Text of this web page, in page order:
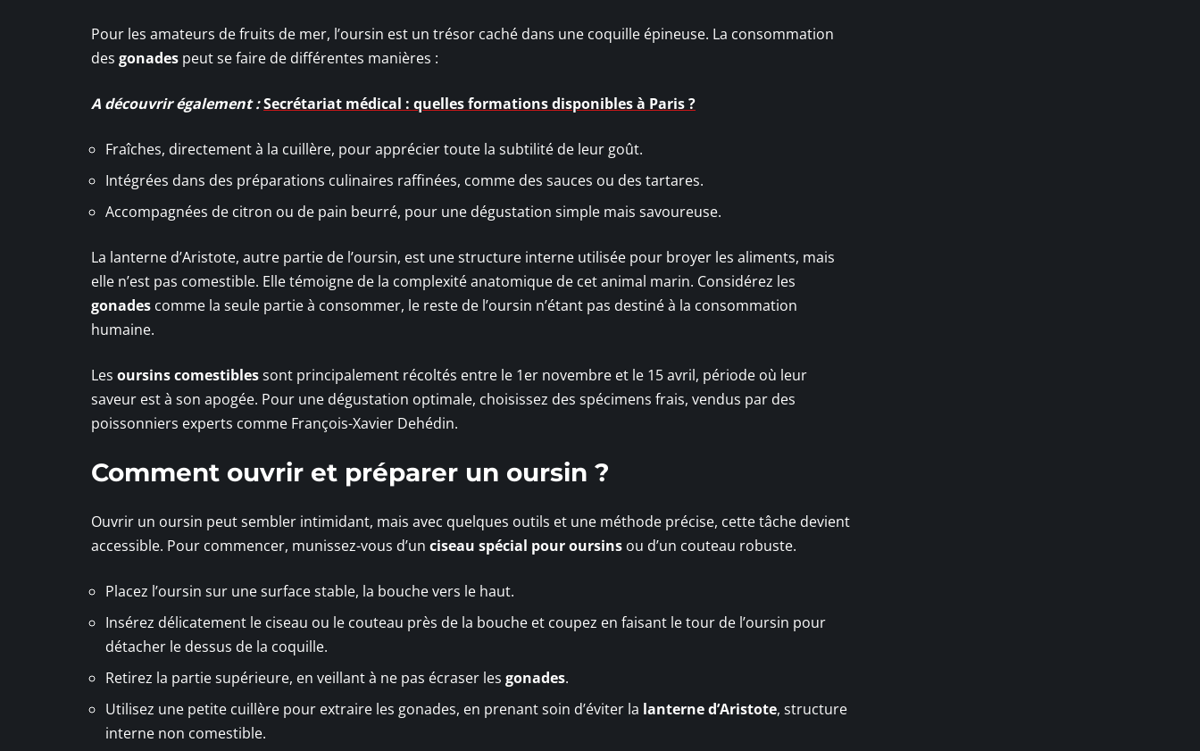
Pour les amateurs de fruits de mer, l’oursin est un trésor caché dans une coquille épineuse. La consommation
des gonades peut se faire de différentes manières :
A découvrir également :Secrétariat médical : quelles formations disponibles à Paris ?
Fraîches, directement à la cuillère, pour apprécier toute la subtilité de leur goût.
Intégrées dans des préparations culinaires raffinées, comme des sauces ou des tartares.
Accompagnées de citron ou de pain beurré, pour une dégustation simple mais savoureuse.
La lanterne d’Aristote, autre partie de l’oursin, est une structure interne utilisée pour broyer les aliments, mais
elle n’est pas comestible. Elle témoigne de la complexité anatomique de cet animal marin. Considérez les
gonades comme la seule partie à consommer, le reste de l’oursin n’étant pas destiné à la consommation
humaine.
Les oursins comestiblessont principalement récoltés entre le 1er novembre et le 15 avril, période où leur
saveur est à son apogée. Pour une dégustation optimale, choisissez des spécimens frais, vendus par des
poissonniers experts comme François-Xavier Dehédin.
Comment ouvrir et préparer un oursin ?
Ouvrir un oursin peut sembler intimidant, mais avec quelques outils et une méthode précise, cette tâche devient
accessible. Pour commencer, munissez-vous d’un ciseau spécial pour oursins ou d’un couteau robuste.
Placez l’oursin sur une surface stable, la bouche vers le haut.
Insérez délicatement le ciseau ou le couteau près de la bouche et coupez en faisant le tour de l’oursin pour
détacher le dessus de la coquille.
Retirez la partie supérieure, en veillant à ne pas écraser les gonades.
Utilisez une petite cuillère pour extraire les gonades, en prenant soin d’éviter la lanterne d’Aristote, structure
interne non comestible.